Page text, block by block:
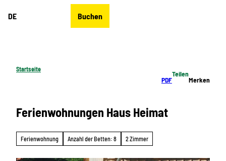
DE Buchen
Startseite
PDF
Teilen
Merken
Ferienwohnungen Haus Heimat
Ferienwohnung Anzahl der Betten: 8 2 Zimmer